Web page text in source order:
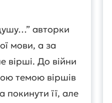
авторки
мови, а за
вірші. До війни
темою віршів
покинути її, але